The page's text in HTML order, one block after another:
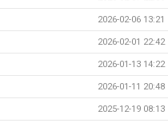
2026-02-06 13:21
2026-02-01 22:42
2026-01-13 14:22
2026-01-11 20:48
2025-12-19 08:13